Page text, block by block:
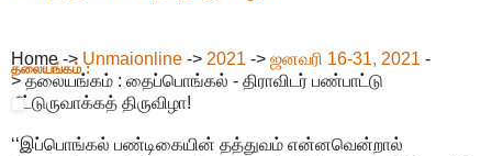
Home -> Unmaionline -> 2021 -> ஜனவரி 16-31, 2021 -
> தலையங்கம் : தைப்பொங்கல் - திராவிடர் பண்பாட்டு
மீட்டுருவாக்கத் திருவிழா!
தலையங்கம் :
‘‘இப்பொங்கல் பண்டிகையின் தத்துவம் என்னவென்றால்